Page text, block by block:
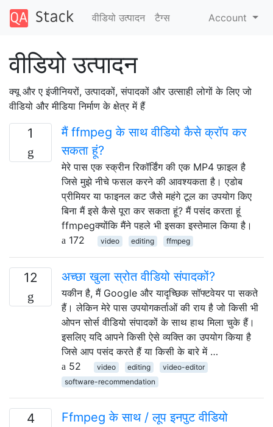
वीडियो उत्पादन टैग्‍स Account
वीडियो उत्पादन
क्यू और ए इंजीनियरों, उत्पादकों, संपादकों और उत्साही लोगों के लिए जो
वीडियो और मीडिया निर्माण के क्षेत्र में हैं
1
मैं ffmpeg के साथ वीडियो कैसे क्रॉप कर
सकता हूं?
मेरे पास एक स्क्रीन रिकॉर्डिंग की एक MP4 फ़ाइल है
जिसे मुझे नीचे फसल करने की आवश्यकता है। एडोब
प्रीमियर या फाइनल कट जैसे महंगे टूल का उपयोग किए
बिना मैं इसे कैसे पूरा कर सकता हूं? मैं पसंद करता हूं
ffmpegक्योंकि मैंने पहले भी इसका इस्तेमाल किया है।
172
video editing ffmpeg
12 अच्छा खुला स्रोत वीडियो संपादकों?
यकीन है, मैं Google और यादृच्छिक सॉफ्टवेयर पा सकते
हैं। लेकिन मेरे पास उपयोगकर्ताओं की राय है जो किसी भी
ओपन सोर्स वीडियो संपादकों के साथ हाथ मिला चुके हैं।
इसलिए यदि आपने किसी ऐसे व्यक्ति का उपयोग किया है
जिसे आप पसंद करते हैं या किसी के बारे में …
52
video editing
video-editor
software-recommendation
4
Ffmpeg के साथ / लूप इनपुट वीडियो